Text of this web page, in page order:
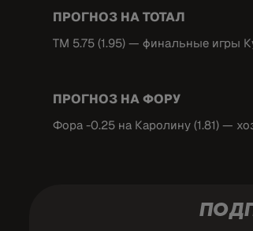
ПРОГНОЗ НА ТОТАЛ
ТМ 5.75 (1.95) — финальные игры
ПРОГНОЗ НА ФОРУ
Фора -0.25 на Каролину (1.81) —